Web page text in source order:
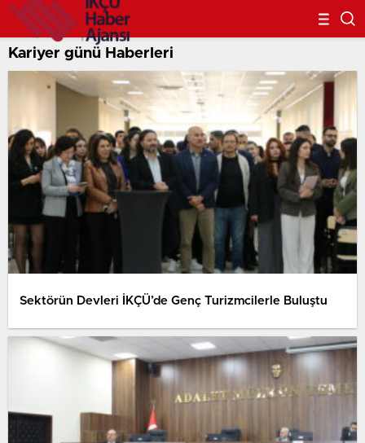
Kariyer günü Haberleri
Sektörün Devleri İKÇÜ’de Genç Turizmcilerle Buluştu